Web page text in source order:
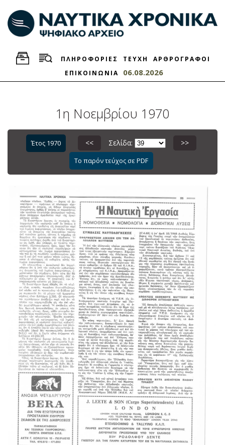
ΠΛΗΡΟΦΟΡΙΕΣ ΤΕΥΧΗ
ΑΡΘΡΟΓΡΑΦΟΙ
ΕΠΙΚΟΙΝΩΝΙΑ
06.08.2026
1η Νοεμβρίου 1970
Έτος 1970 << Σελίδα: >>
Το παρόν τεύχος σε PDF